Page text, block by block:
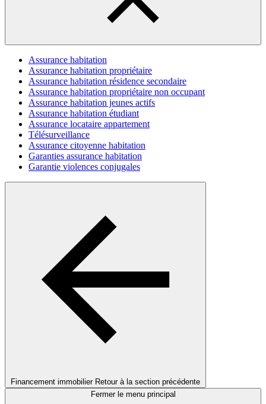
Assurance habitation
Assurance habitation propriétaire
Assurance habitation résidence secondaire
Assurance habitation propriétaire non occupant
Assurance habitation jeunes actifs
Assurance habitation étudiant
Assurance locataire appartement
Télésurveillance
Assurance citoyenne habitation
Garanties assurance habitation
Garantie violences conjugales
Financement immobilier Retour à la section précédente
Fermer le menu principal